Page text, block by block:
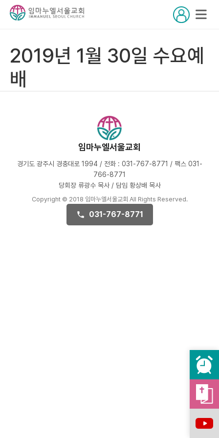
2019년 1월 30일 수요예
배
임마누엘서울교회
경기도 광주시 경충대로 1994 / 전화 : 031-767-8771 / 팩스 031-
766-8771
당회장 류광수 목사 / 담임 황상배 목사
Copyright © 2018 임마누엘서울교회 All Rights Reserved.
031-767-8771